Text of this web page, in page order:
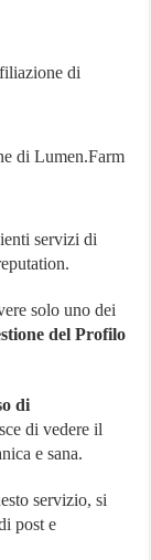
di
di Lumen.Farm
servizi di
solo uno dei
del Profilo
di
di vedere il
e sana.
servizio, si
post e